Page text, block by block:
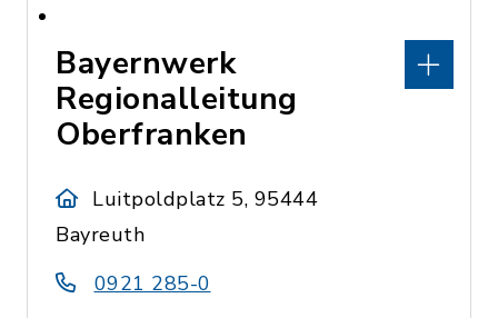
Bayernwerk
Regionalleitung
Oberfranken
Luitpoldplatz 5, 95444
Bayreuth
0921 285-0